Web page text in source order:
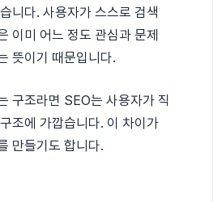
니다. 사용자가 스스로 검색
이미 어느 정도 관심과 문제
뜻이기 때문입니다.
구조라면 SEO는 사용자가 직
조에 가깝습니다. 이 차이가
만들기도 합니다.